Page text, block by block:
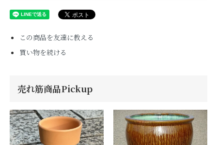
この商品を友達に教える
買い物を続ける
売れ筋商品Pickup